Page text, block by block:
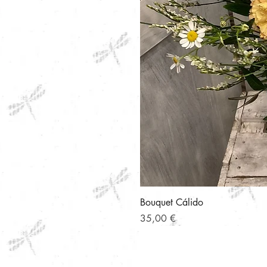
Bouquet Cálido
Precio
35,00 €